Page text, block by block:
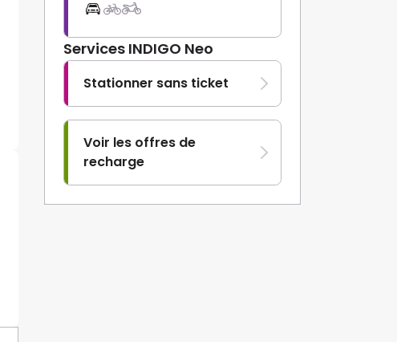
Services INDIGO Neo
Stationner sans ticket
Voir les offres de
recharge